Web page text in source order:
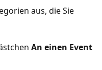
aus, die Sie
An einen Event